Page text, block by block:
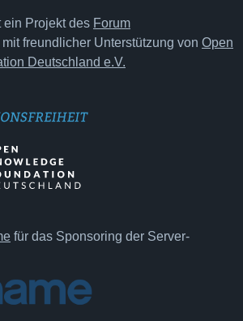
ein Projekt des Forum
mit freundlicher Unterstützung von Open
Deutschland e.V.
für das Sponsoring der Server-